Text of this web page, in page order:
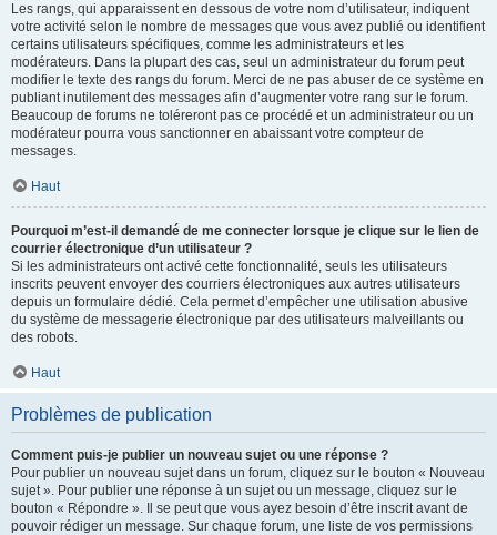
Les rangs, qui apparaissent en dessous de votre nom d’utilisateur, indiquent
votre activité selon le nombre de messages que vous avez publié ou identifient
certains utilisateurs spécifiques, comme les administrateurs et les
modérateurs. Dans la plupart des cas, seul un administrateur du forum peut
modifier le texte des rangs du forum. Merci de ne pas abuser de ce système en
publiant inutilement des messages afin d’augmenter votre rang sur le forum.
Beaucoup de forums ne toléreront pas ce procédé et un administrateur ou un
modérateur pourra vous sanctionner en abaissant votre compteur de
messages.
Haut
Pourquoi m’est-il demandé de me connecter lorsque je clique sur le lien de
courrier électronique d’un utilisateur ?
Si les administrateurs ont activé cette fonctionnalité, seuls les utilisateurs
inscrits peuvent envoyer des courriers électroniques aux autres utilisateurs
depuis un formulaire dédié. Cela permet d’empêcher une utilisation abusive
du système de messagerie électronique par des utilisateurs malveillants ou
des robots.
Haut
Problèmes de publication
Comment puis-je publier un nouveau sujet ou une réponse ?
Pour publier un nouveau sujet dans un forum, cliquez sur le bouton « Nouveau
sujet ». Pour publier une réponse à un sujet ou un message, cliquez sur le
bouton « Répondre ». Il se peut que vous ayez besoin d’être inscrit avant de
pouvoir rédiger un message. Sur chaque forum, une liste de vos permissions